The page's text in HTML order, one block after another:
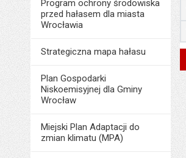
Program ochrony środowiska
przed hałasem dla miasta
Wrocławia
Strategiczna mapa hałasu
Plan Gospodarki
Niskoemisyjnej dla Gminy
Wrocław
Miejski Plan Adaptacji do
zmian klimatu (MPA)